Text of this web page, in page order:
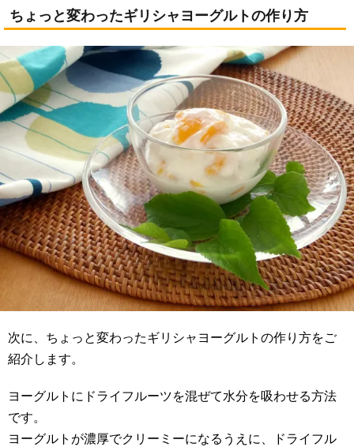
ちょっと変わったギリシャヨーグルトの作り方
次に、ちょっと変わったギリシャヨーグルトの作り方をご
紹介します。
ヨーグルトにドライフルーツを混ぜて水分を吸わせる方法
です。
ヨーグルトが濃厚でクリーミーになるうえに、ドライフル